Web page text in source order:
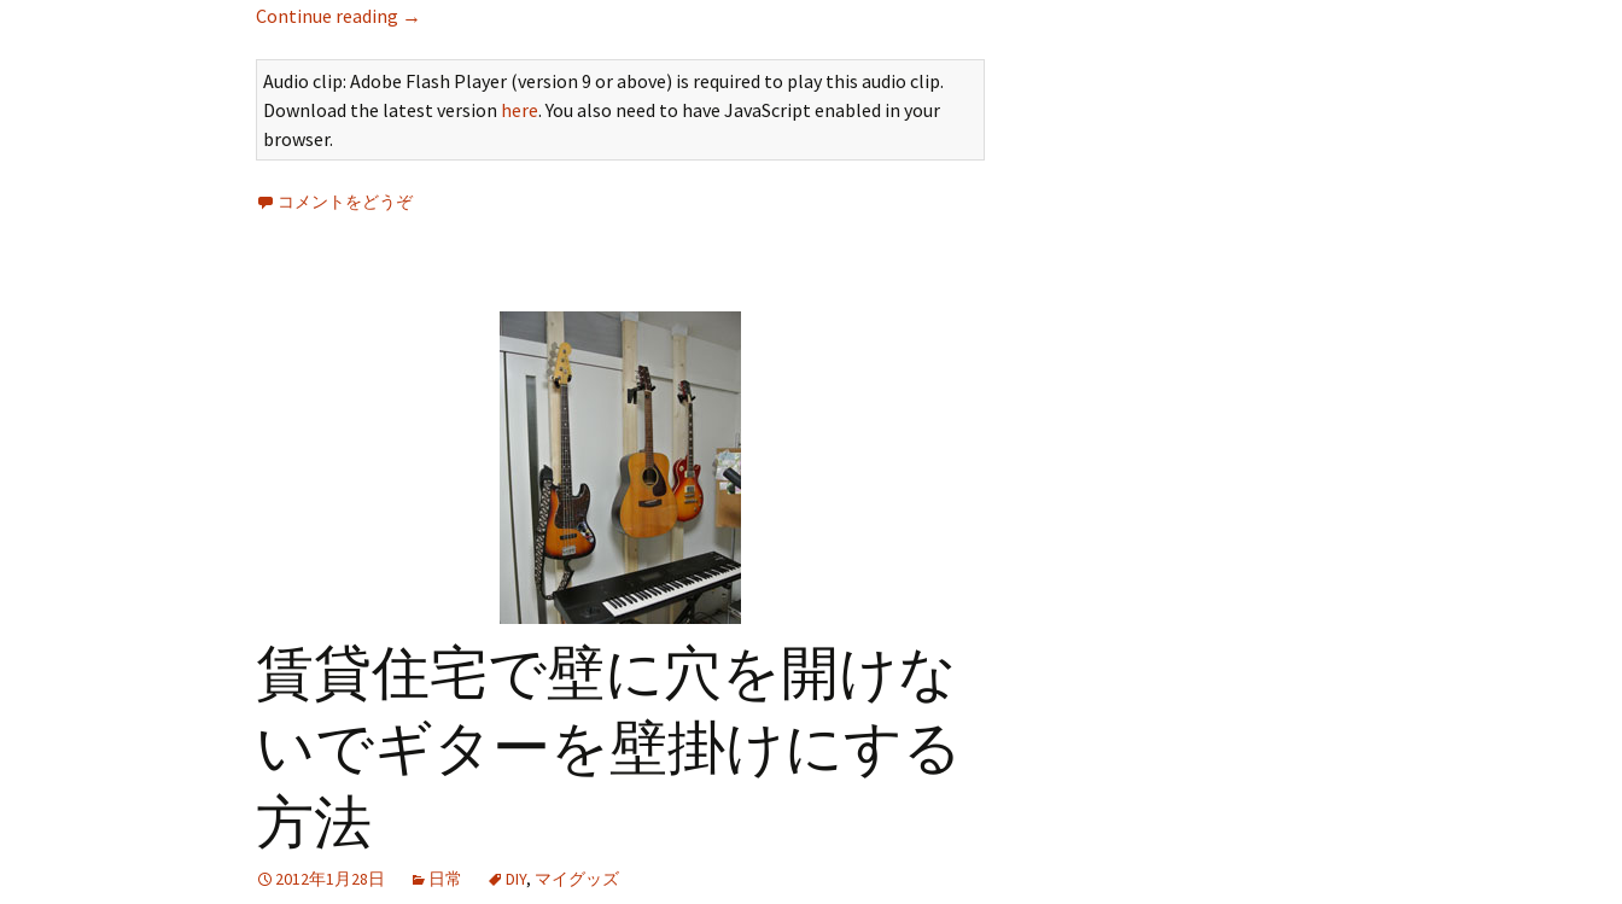
Continue reading →
Audio clip: Adobe Flash Player (version 9 or above) is required to play this audio clip.
Download the latest version here. You also need to have JavaScript enabled in your
browser.
コメントをどうぞ
賃貸住宅で壁に穴を開けな
いでギターを壁掛けにする
方法
2012年1月28日 日常 DIY, マイグッズ